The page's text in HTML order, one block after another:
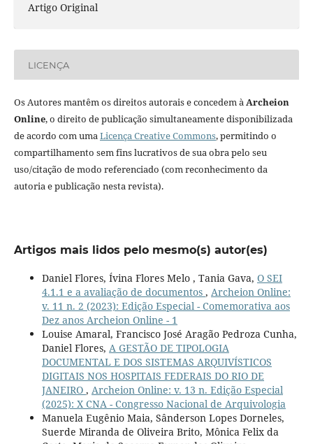
Artigo Original
LICENÇA
Os Autores mantêm os direitos autorais e concedem àArcheion
Online, o direito de publicação simultaneamente disponibilizada
de acordo com umaLicença Creative Commons, permitindo o
compartilhamento sem fins lucrativos de sua obra pelo seu
uso/citação de modo referenciado (com reconhecimento da
autoria e publicação nesta revista).
Artigos mais lidos pelo mesmo(s) autor(es)
Daniel Flores, Ívina Flores Melo , Tania Gava, O SEI
4.1.1 e a avaliação de documentos , Archeion Online:
v. 11 n. 2 (2023): Edição Especial - Comemorativa aos
Dez anos Archeion Online - 1
Louise Amaral, Francisco José Aragão Pedroza Cunha,
Daniel Flores, A GESTÃO DE TIPOLOGIA
DOCUMENTAL E DOS SISTEMAS ARQUIVÍSTICOS
DIGITAIS NOS HOSPITAIS FEDERAIS DO RIO DE
JANEIRO , Archeion Online: v. 13 n. Edição Especial
(2025): X CNA - Congresso Nacional de Arquivologia
Manuela Eugênio Maia, Sânderson Lopes Dorneles,
Suerde Miranda de Oliveira Brito, Mônica Felix da